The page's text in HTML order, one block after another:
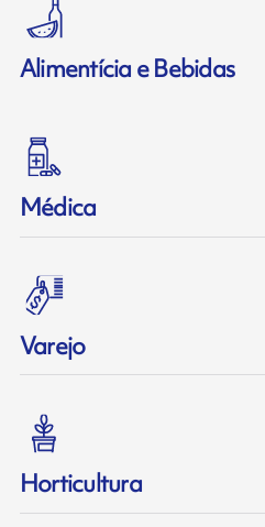
Alimentícia e Bebidas
Médica
Varejo
Horticultura